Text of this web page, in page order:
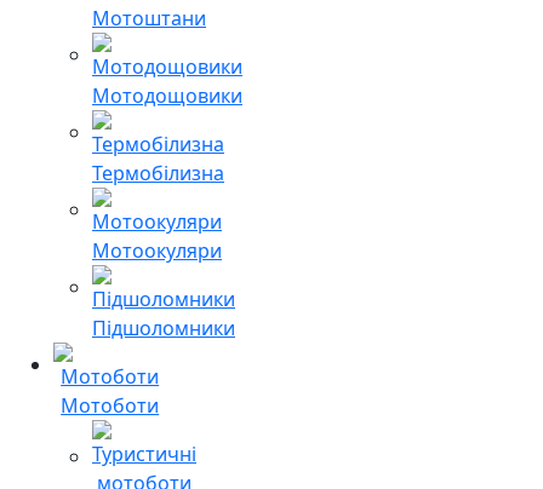
Мотоштани
Мотодощовики
Термобілизна
Мотоокуляри
Підшоломники
Мотоботи